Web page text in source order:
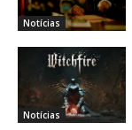
Notícias
Notícias